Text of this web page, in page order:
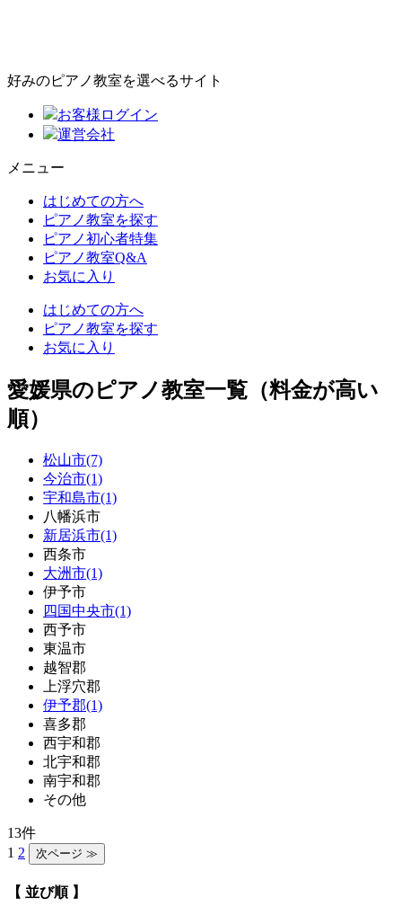
好みのピアノ教室を選べるサイト
お客様ログイン
運営会社
メニュー
はじめての方へ
ピアノ教室を探す
ピアノ初心者特集
ピアノ教室Q&A
お気に入り
はじめての方へ
ピアノ教室を探す
お気に入り
愛媛県のピアノ教室一覧（料金が高い
順）
松山市(7)
今治市(1)
宇和島市(1)
八幡浜市
新居浜市(1)
西条市
大洲市(1)
伊予市
四国中央市(1)
西予市
東温市
越智郡
上浮穴郡
伊予郡(1)
喜多郡
西宇和郡
北宇和郡
南宇和郡
その他
13件
1 2
【 並び順 】